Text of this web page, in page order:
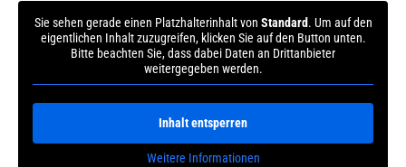
Sie sehen gerade einen Platzhalterinhalt von Standard. Um auf den
eigentlichen Inhalt zuzugreifen, klicken Sie auf den Button unten.
Bitte beachten Sie, dass dabei Daten an Drittanbieter
weitergegeben werden.
Inhalt entsperren
Weitere Informationen